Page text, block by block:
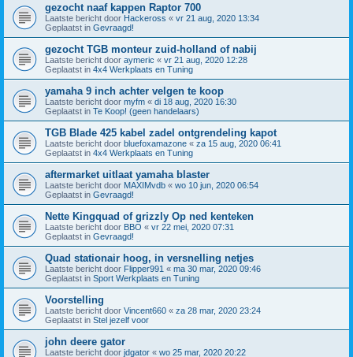
gezocht naaf kappen Raptor 700
Laatste bericht door Hackeross « vr 21 aug, 2020 13:34
Geplaatst in Gevraagd!
gezocht TGB monteur zuid-holland of nabij
Laatste bericht door aymeric « vr 21 aug, 2020 12:28
Geplaatst in 4x4 Werkplaats en Tuning
yamaha 9 inch achter velgen te koop
Laatste bericht door myfm « di 18 aug, 2020 16:30
Geplaatst in Te Koop! (geen handelaars)
TGB Blade 425 kabel zadel ontgrendeling kapot
Laatste bericht door bluefoxamazone « za 15 aug, 2020 06:41
Geplaatst in 4x4 Werkplaats en Tuning
aftermarket uitlaat yamaha blaster
Laatste bericht door MAXIMvdb « wo 10 jun, 2020 06:54
Geplaatst in Gevraagd!
Nette Kingquad of grizzly Op ned kenteken
Laatste bericht door BBO « vr 22 mei, 2020 07:31
Geplaatst in Gevraagd!
Quad stationair hoog, in versnelling netjes
Laatste bericht door Flipper991 « ma 30 mar, 2020 09:46
Geplaatst in Sport Werkplaats en Tuning
Voorstelling
Laatste bericht door Vincent660 « za 28 mar, 2020 23:24
Geplaatst in Stel jezelf voor
john deere gator
Laatste bericht door jdgator « wo 25 mar, 2020 20:22